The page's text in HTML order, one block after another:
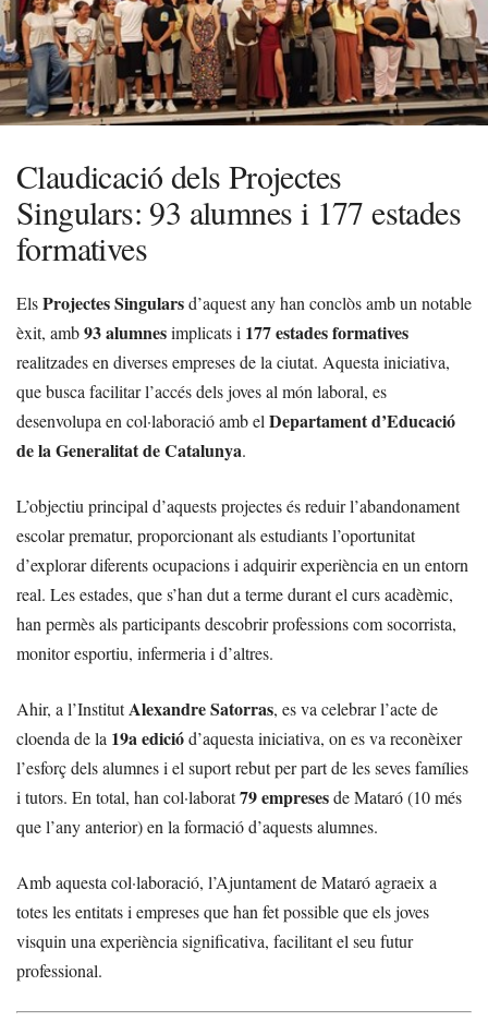
Claudicació dels Projectes
Singulars: 93 alumnes i 177 estades
formatives
ElsProjectes Singularsd’aquest any han conclòs amb un notable
èxit, amb93 alumnesimplicats i 177 estades formatives
realitzades en diverses empreses de la ciutat. Aquesta iniciativa,
que busca facilitar l’accés dels joves al món laboral, es
desenvolupa en col·laboració amb el Departament d’Educació
de la Generalitat de Catalunya.
L’objectiu principal d’aquests projectes és reduir l’abandonament
escolar prematur, proporcionant als estudiants l’oportunitat
d’explorar diferents ocupacions i adquirir experiència en un entorn
real. Les estades, que s’han dut a terme durant el curs acadèmic,
han permès als participants descobrir professions com socorrista,
monitor esportiu, infermeria i d’altres.
Ahir, a l’InstitutAlexandre Satorras, es va celebrar l’acte de
cloenda de la 19a ediciód’aquesta iniciativa, on es va reconèixer
l’esforç dels alumnes i el suport rebut per part de les seves famílies
i tutors. En total, han col·laborat79 empresesde Mataró (10 més
que l’any anterior) en la formació d’aquests alumnes.
Amb aquesta col·laboració, l’Ajuntament de Mataró agraeix a
totes les entitats i empreses que han fet possible que els joves
visquin una experiència significativa, facilitant el seu futur
professional.